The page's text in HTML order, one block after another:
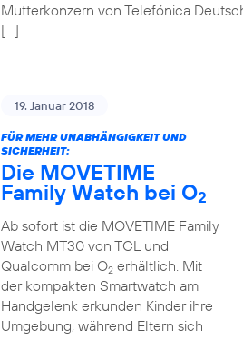
Mutterkonzern von Telefónica
[…]
19. Januar 2018
FÜR MEHR UNABHÄNGIGKEIT UND
SICHERHEIT:
Die MOVETIME
Family Watch bei O2
Ab sofort ist die MOVETIME Family
Watch MT30 von TCL und
Qualcomm bei O2erhältlich. Mit
der kompakten Smartwatch am
Handgelenk erkunden Kinder ihre
Umgebung, während Eltern sich